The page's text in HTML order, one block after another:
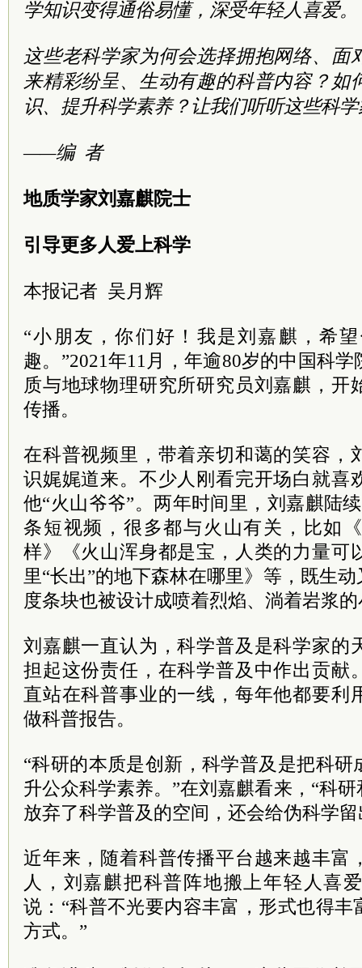
学知识变得通俗易懂，深受年轻人喜爱。
这些老科学家为何会选择拥抱网络、面
来精彩纷呈、生动有趣的科普内容？如
识、提升科学素养？让我们听听这些科
——编 者
地质学家刘嘉麒院士
引导更多人爱上科学
本报记者 吴月辉
“小朋友，你们好！我是刘嘉麒，希
趣。”2021年11月，年逾80岁的中国科
质与地球物理研究所研究员刘嘉麒，开
传播。
在科普视频里，带着亲切和蔼的笑容，
识娓娓道来。不少人刚看完开场白就喜
他“火山爷爷”。两年时间里，刘嘉麒陆
条短视频，很多都与火山有关，比如
样》《火山浑身都是宝，人类的力量可
里“长出”的地下森林在哪里》等，既生
度条块也被设计成喷着烈焰、淌着岩浆
刘嘉麒一直认为，科学普及是科学家的
担起这份责任，在科学普及中作出贡献
直站在科普事业的一线，每年他都要利
做科普报告。
“科研的本质是创新，科学普及是把科
升公众科学素养。”在刘嘉麒看来，“科
放弃了科学普及的空间，还会给伪科学留
近年来，随着科普传播平台越来越丰富
人，刘嘉麒把科普阵地搬上年轻人喜
说：“科普不光要内容丰富，形式也得
方式。”